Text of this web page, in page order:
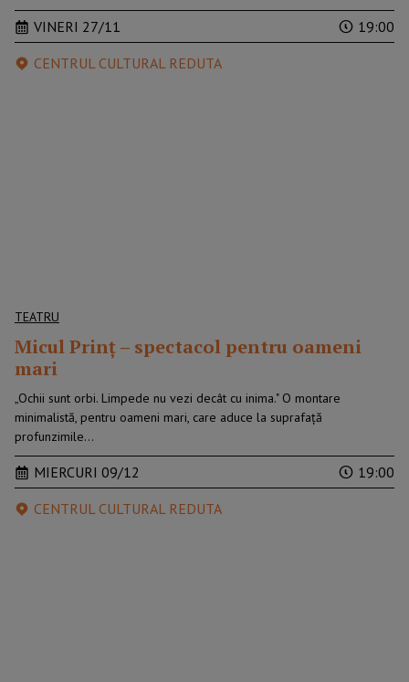
VINERI 27/11
19:00
CENTRUL CULTURAL REDUTA
TEATRU
Micul Prinț – spectacol pentru oameni
mari
„Ochii sunt orbi. Limpede nu vezi decât cu inima." O montare
minimalistă, pentru oameni mari, care aduce la suprafață
profunzimile…
MIERCURI 09/12
19:00
CENTRUL CULTURAL REDUTA